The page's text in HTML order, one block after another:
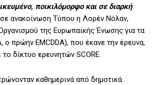
ποικιλόμορφο και σε διαρκή
σε ανακοίνωση Τύπου η Λορέν Νόλαν,
της Ευρωπαϊκής Ένωσης για τα
ο πρώην EMCDDA), που έκανε την έρευνα,
δίκτυο ερευνητών SCORE.
καθημερινά από δημοτικά